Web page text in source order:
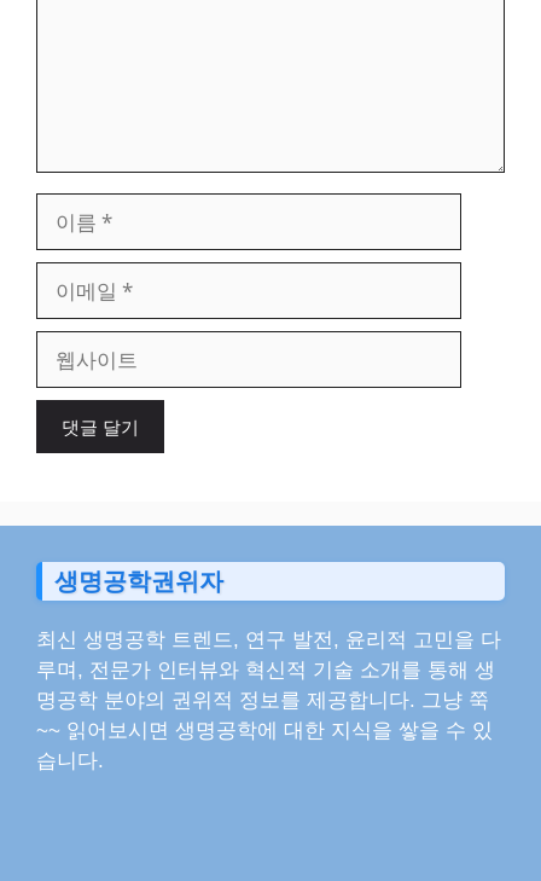
일
이
생명공학권위자
최신 생명공학 트렌드, 연구 발전, 윤리적 고민을 다
루며, 전문가 인터뷰와 혁신적 기술 소개를 통해 생
명공학 분야의 권위적 정보를 제공합니다. 그냥 쭉
~~ 읽어보시면 생명공학에 대한 지식을 쌓을 수 있
습니다.